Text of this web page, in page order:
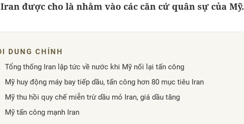
Iran được cho là nhằm vào các căn cứ quân sự của Mỹ.
Tổng thống Iran lập tức về nước khi Mỹ nối lại tấn công
Mỹ huy động máy bay tiếp dầu, tấn công hơn 80 mục tiêu Iran
Mỹ thu hồi quy chế miễn trừ dầu mỏ Iran, giá dầu tăng
Mỹ tấn công mạnh Iran